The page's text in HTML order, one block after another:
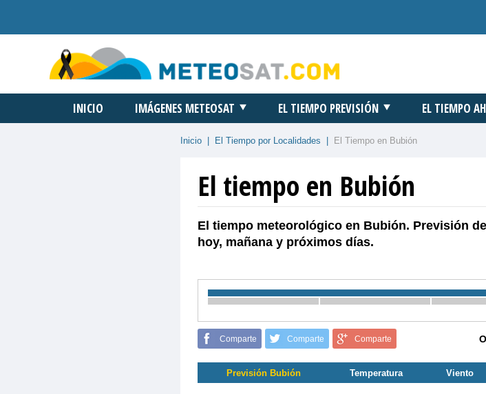
INICIO IMÁGENES METEOSAT EL TIEMPO PREVISIÓN EL TIEMPO
Inicio El Tiempo por Localidades El Tiempo en Bubión
El tiempo en Bubión
El tiempo meteorológico en Bubión. Previsión
hoy, mañana y próximos días.
Comparte Comparte Comparte
Previsión Bubión Temperatura Viento